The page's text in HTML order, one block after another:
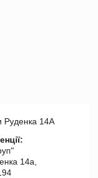
Руденка 14А
14а,